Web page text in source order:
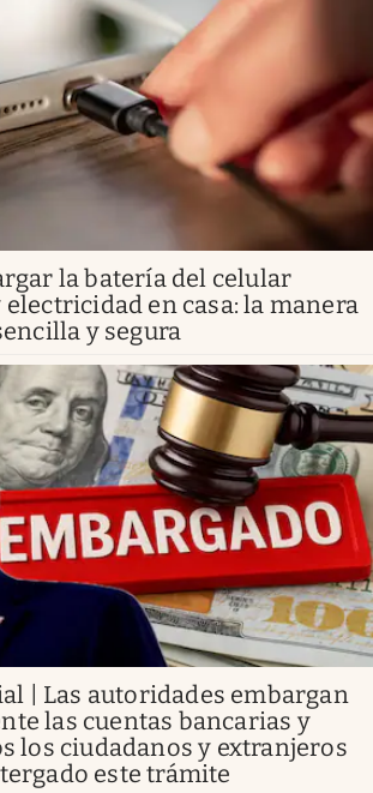
la batería del celular
electricidad en casa: la manera
y segura
| Las autoridades embargan
las cuentas bancarias y
los ciudadanos y extranjeros
este trámite